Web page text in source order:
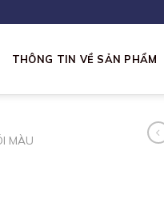
THÔNG TIN VỀ SẢN PHẨM
MÀU